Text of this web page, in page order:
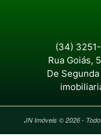
(34)
Rua Goiás,
De
JN Imóveis © 2026 -